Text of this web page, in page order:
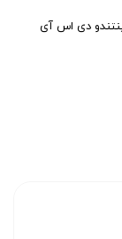
دی اس آی